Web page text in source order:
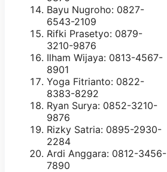
Bayu Nugroho: 0827-
6543-2109
Rifki Prasetyo: 0879-
3210-9876
Ilham Wijaya: 0813-4567-
8901
Yoga Fitrianto: 0822-
8383-8292
Ryan Surya: 0852-3210-
9876
Rizky Satria: 0895-2930-
2284
Ardi Anggara: 0812-3456-
7890